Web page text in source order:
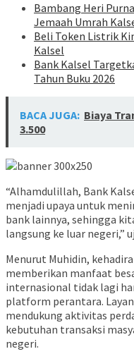
Bambang Heri
Jemaah Umrah
Beli Token Listrik
Kalsel
Bank Kalsel
Tahun Buku 2026
BACA JUGA: Biaya
3.500
“Alhamdulillah, Bank
menjadi upaya untuk
bank lainnya, sehingga
langsung ke luar negeri,”
Menurut Muhidin,
memberikan manfaat
internasional tidak lagi
platform perantara.
mendukung aktivitas
kebutuhan transaksi
negeri.